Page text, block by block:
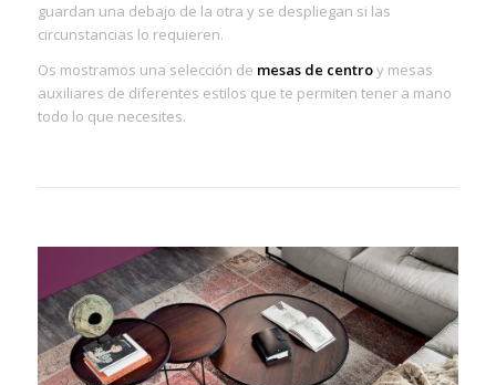
guardan una debajo de la otra y se despliegan si las
circunstancias lo requieren.
Os mostramos una selección de mesas de centroy mesas
auxiliares de diferentes estilos que te permiten tener a mano
todo lo que necesites.